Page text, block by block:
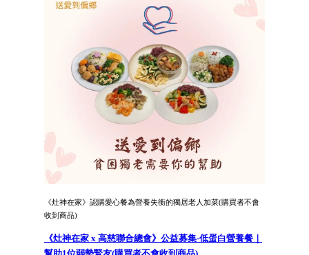
《灶神在家》認購愛心餐為營養失衡的獨居老人加菜(購買者不會
收到商品)
《灶神在家 x 高慈聯合總會》公益募集-低蛋白營養餐｜